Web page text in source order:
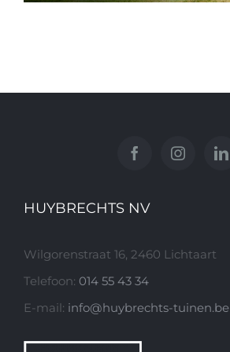
HUYBRECHTS NV
Wilgorenstraat 16, 2460 Lichtaart
Telefoon: 014 55 43 34
E-mail: info@huybrechts-tuinen.be